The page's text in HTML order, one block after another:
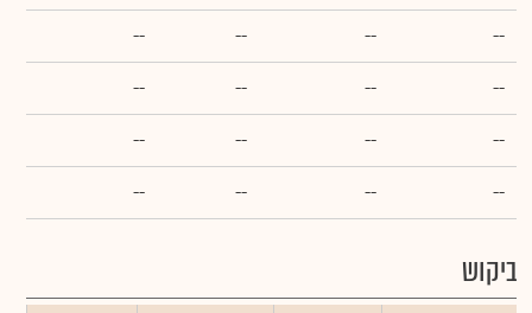
--
--
--
--
--
--
--
--
--
--
--
--
--
--
--
--
ביקוש